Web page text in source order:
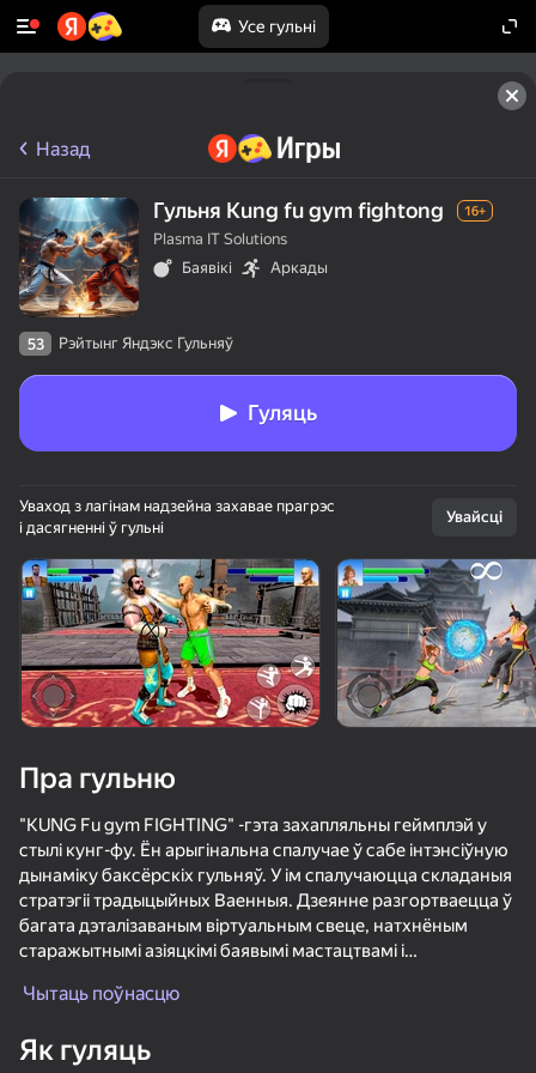
Усе гульні
Павярніце прыладу
Гульня працуе толькі ў гарызантальнай
арыентацыі
Гладиаторские Бои
ММА: Арена Боя
Назад
Гульня Kung fu gym fightong 16+
Plasma IT Solutions
Баявікі
Аркады
53 Рэйтынг Яндэкс Гульняў
Гуляць
Уваход з лагінам надзейна захавае прагрэс
і дасягненні ў гульні
Увайсці
Пра гульню
"KUNG Fu gym FIGHTING" -гэта захапляльны геймплэй у
стылі кунг-фу. Ён арыгінальна спалучае ў сабе інтэнсіўную
дынаміку баксёрскіх гульняў. У ім спалучаюцца складаныя
стратэгіі традыцыйных Ваенныя. Дзеянне разгортваецца ў
багата дэталізаваным віртуальным свеце, натхнёным
старажытнымі азіяцкімі баявымі мастацтвамі і
гульцоў адправіцца ў эпічнае падарожжа па баявых
Удзельнічаючы ў захапляльнай баявой магіі і займальных
Чытаць поўнасцю
Як гуляць